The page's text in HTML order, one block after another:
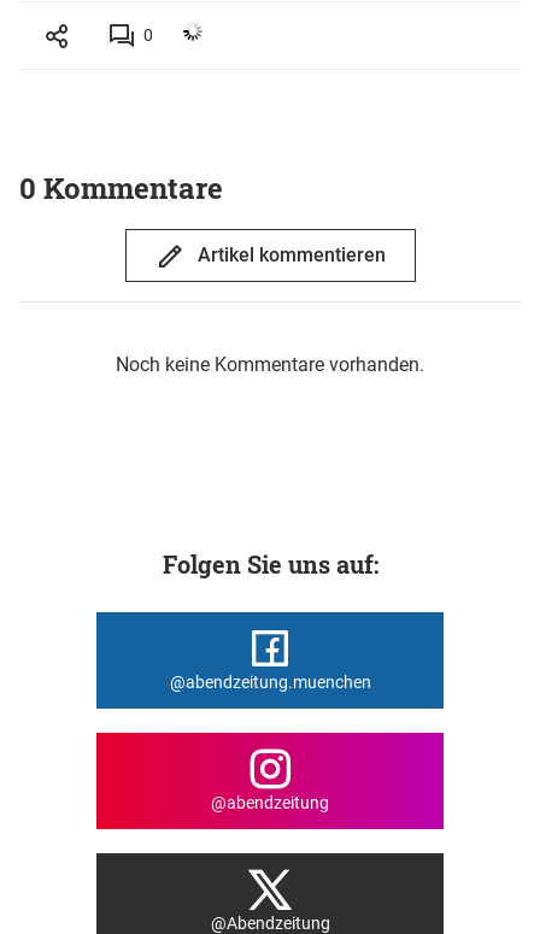
0
0 Kommentare
Artikel kommentieren
Noch keine Kommentare vorhanden.
Folgen Sie uns auf:
@abendzeitung.muenchen
@abendzeitung
@Abendzeitung